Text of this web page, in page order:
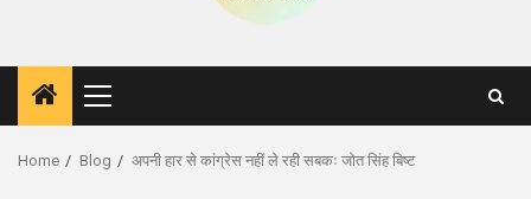
Primary
Menu
Home Blog अपनी हार से कांग्रेस नहीं ले रही सबकः जोत सिंह बिष्ट